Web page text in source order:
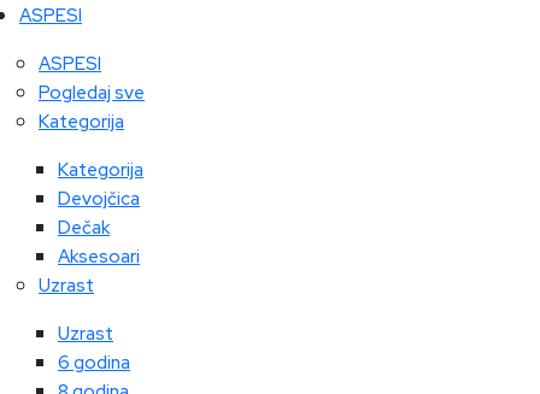
ASPESI
ASPESI
Pogledaj sve
Kategorija
Kategorija
Devojčica
Dečak
Aksesoari
Uzrast
Uzrast
6 godina